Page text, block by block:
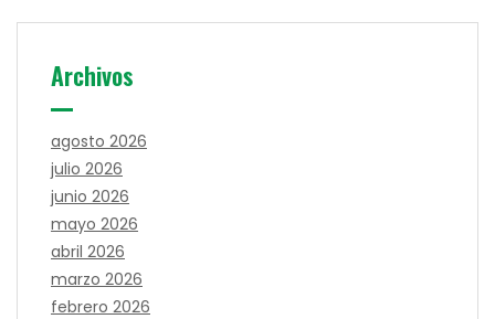
Archivos
agosto 2026
julio 2026
junio 2026
mayo 2026
abril 2026
marzo 2026
febrero 2026